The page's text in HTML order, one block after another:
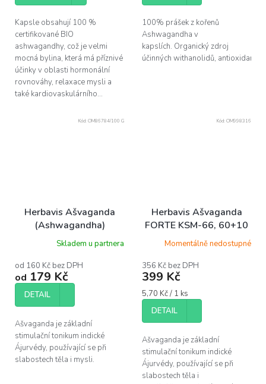
Kapsle obsahují 100 %
certifikované BIO
ashwagandhy, což je velmi
mocná bylina, která má příznivé
účinky v oblasti hormonální
rovnováhy, relaxace mysli a
také kardiovaskulárního...
100% prášek z kořenů
Ashwagandha v
kapslích. Organický zdroj
účinných withanolidů, antioxidantů,
Herbavis Ašvaganda
(Ashwagandha)
Skladem u partnera
od 160 Kč bez DPH
od 179 Kč
DETAIL
Ašvaganda je základní
stimulační tonikum indické
Ájurvédy, používající se při
slabostech těla i mysli.
Kód: OM86784/100 G
Herbavis Ašvaganda
FORTE KSM-66, 60+10
kapslí
Momentálně nedostupné
356 Kč bez DPH
399 Kč
Měrná
cena:
5,70 Kč / 1 ks
DETAIL
Ašvaganda je základní
stimulační tonikum indické
Ájurvédy, používající se při
slabostech těla i
Kód: OM998316